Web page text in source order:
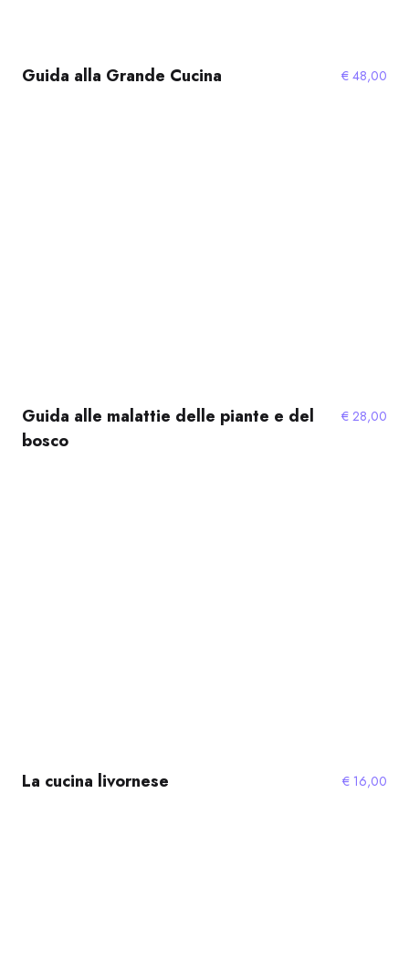
Guida alla Grande Cucina € 48,00
Guida alle malattie delle piante e del
bosco
€ 28,00
La cucina livornese € 16,00